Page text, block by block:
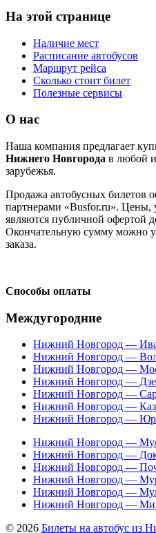
На этой странице
Наличие мест
Расписание автобусов
Маршрут рейса
Сколько стоит билет
Полезные сервисы
О нас
Наша компания предлагает
Нижнего Новгорода в любой
зарубежья.
Продажа автобусных билетов
партнерами «Busfor.ru». Цены,
являются публичной офертой
Окончательную сумму можно
заказа.
Способы оплаты
Междугородние
Нижний Новгород —
Нижний Новгород —
Нижний Новгород —
Нижний Новгород —
Нижний Новгород —
Нижний Новгород —
Нижний Новгород —
Нижний Новгород —
Нижний Новгород —
Нижний Новгород —
Нижний Новгород —
Нижний Новгород —
Нижний Новгород —
© 2026 Билеты на автобус из